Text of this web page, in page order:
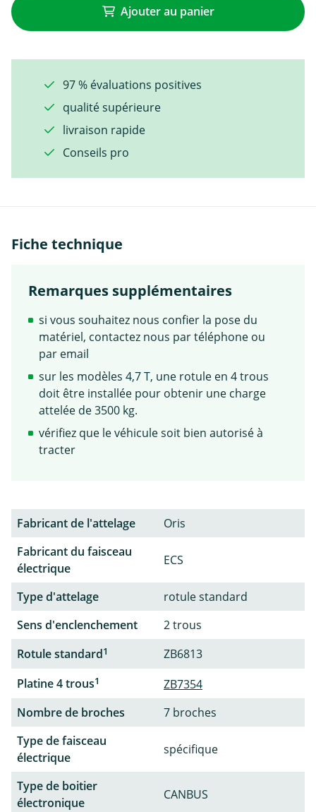
Ajouter au panier
97 % évaluations positives
qualité supérieure
livraison rapide
Conseils pro
Fiche technique
Remarques supplémentaires
si vous souhaitez nous confier la pose du
matériel, contactez nous par téléphone ou
par email
sur les modèles 4,7 T, une rotule en 4 trous
doit être installée pour obtenir une charge
attelée de 3500 kg.
vérifiez que le véhicule soit bien autorisé à
tracter
Fabricant de l'attelage
Oris
Fabricant du faisceau
électrique
ECS
Type d'attelage
rotule standard
Sens d'enclenchement
2 trous
Rotule standard1
ZB6813
Platine 4 trous1
ZB7354
Nombre de broches
7 broches
Type de faisceau
électrique
spécifique
Type de boitier
électronique
CANBUS